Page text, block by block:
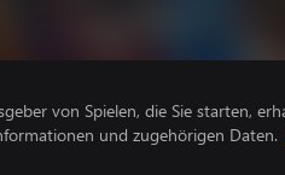
von Spielen, die Sie starten,
und zugehörigen Daten.